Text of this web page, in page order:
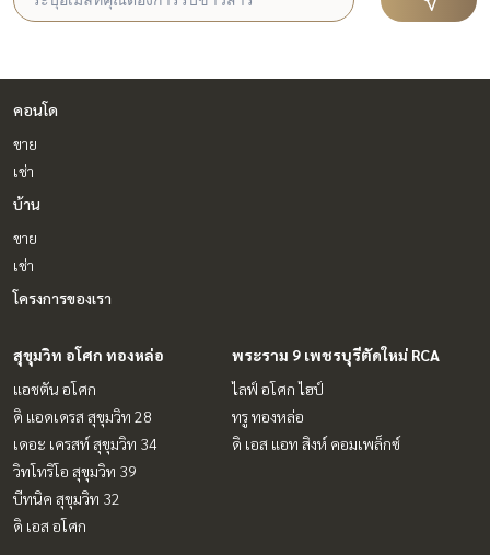
คอนโด
ขาย
เช่า
บ้าน
ขาย
เช่า
โครงการของเรา
สุขุมวิท อโศก ทองหล่อ
แอชตัน อโศก
ดิ แอดเดรส สุขุมวิท 28
เดอะ เครสท์ สุขุมวิท 34
วิทโทริโอ สุขุมวิท 39
บีทนิค สุขุมวิท 32
ดิ เอส อโศก
พระราม 9 เพชรบุรีตัดใหม่ RCA
ไลฟ์ อโศก ไฮป์
ทรู ทองหล่อ
ดิ เอส แอท สิงห์ คอมเพล็กซ์